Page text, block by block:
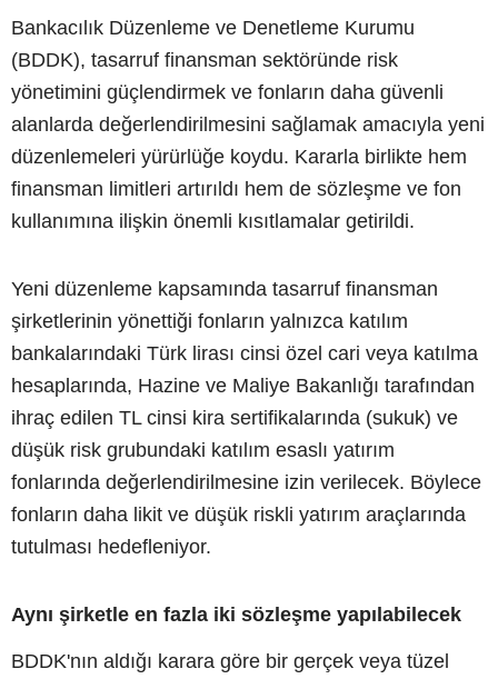
Bankacılık Düzenleme ve Denetleme Kurumu
(BDDK), tasarruf finansman sektöründe risk
yönetimini güçlendirmek ve fonların daha güvenli
alanlarda değerlendirilmesini sağlamak amacıyla yeni
düzenlemeleri yürürlüğe koydu. Kararla birlikte hem
finansman limitleri artırıldı hem de sözleşme ve fon
kullanımına ilişkin önemli kısıtlamalar getirildi.
Yeni düzenleme kapsamında tasarruf finansman
şirketlerinin yönettiği fonların yalnızca katılım
bankalarındaki Türk lirası cinsi özel cari veya katılma
hesaplarında, Hazine ve Maliye Bakanlığı tarafından
ihraç edilen TL cinsi kira sertifikalarında (sukuk) ve
düşük risk grubundaki katılım esaslı yatırım
fonlarında değerlendirilmesine izin verilecek. Böylece
fonların daha likit ve düşük riskli yatırım araçlarında
tutulması hedefleniyor.
Aynı şirketle en fazla iki sözleşme yapılabilecek
BDDK'nın aldığı karara göre bir gerçek veya tüzel